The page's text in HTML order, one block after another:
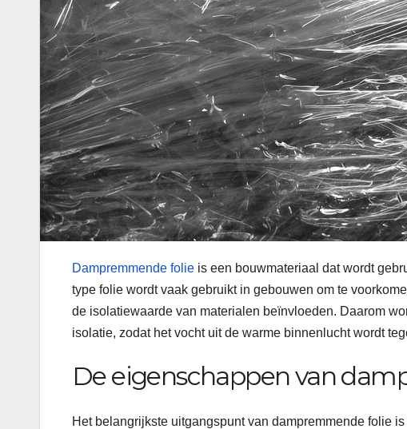
Dampremmende folie is een bouwmateriaal dat wordt
type folie wordt vaak gebruikt in gebouwen om te
de isolatiewaarde van materialen beïnvloeden. Daarom
isolatie, zodat het vocht uit de warme binnenlucht wordt
De eigenschappen van
Het belangrijkste uitgangspunt van dampremmende folie